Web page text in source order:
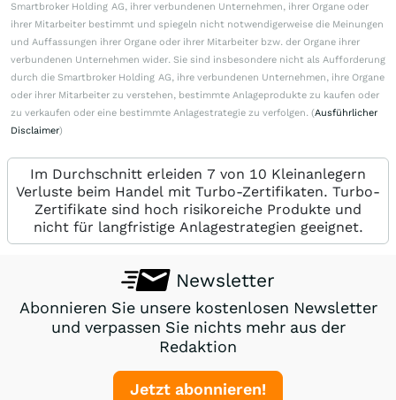
Smartbroker Holding AG, ihrer verbundenen Unternehmen, ihrer Organe oder
ihrer Mitarbeiter bestimmt und spiegeln nicht notwendigerweise die Meinungen
und Auffassungen ihrer Organe oder ihrer Mitarbeiter bzw. der Organe ihrer
verbundenen Unternehmen wider. Sie sind insbesondere nicht als Aufforderung
durch die Smartbroker Holding AG, ihre verbundenen Unternehmen, ihre Organe
oder ihrer Mitarbeiter zu verstehen, bestimmte Anlageprodukte zu kaufen oder
zu verkaufen oder eine bestimmte Anlagestrategie zu verfolgen. (Ausführlicher
Disclaimer)
Im Durchschnitt erleiden 7 von 10 Kleinanlegern
Verluste beim Handel mit Turbo-Zertifikaten. Turbo-
Zertifikate sind hoch risikoreiche Produkte und
nicht für langfristige Anlagestrategien geeignet.
Newsletter
Abonnieren Sie unsere kostenlosen Newsletter
und verpassen Sie nichts mehr aus der
Redaktion
Jetzt abonnieren!